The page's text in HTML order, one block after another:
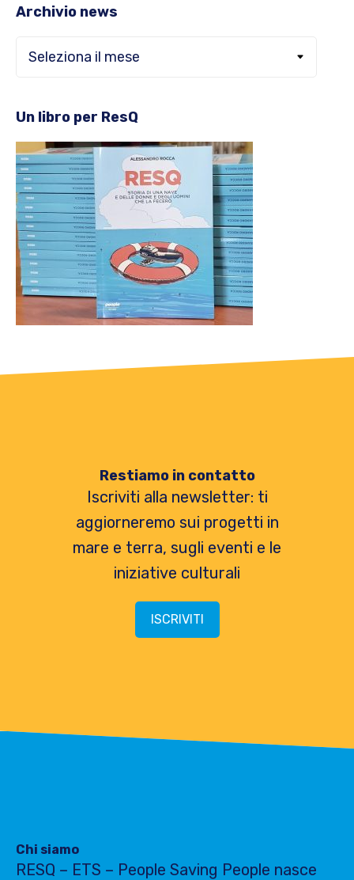
Archivio news
news
Un libro per ResQ
Restiamo in contatto
Iscriviti alla newsletter: ti
aggiorneremo sui progetti in
mare e terra, sugli eventi e le
iniziative culturali
ISCRIVITI
Chi siamo
RESQ – ETS – People Saving People nasce